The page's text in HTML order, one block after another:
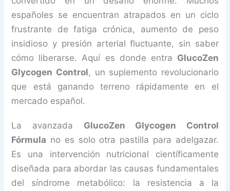
españoles se encuentran atrapados en un ciclo
frustrante de fatiga crónica, aumento de peso
insidioso y presión arterial fluctuante, sin saber
cómo liberarse. Aquí es donde entra GlucoZen
Glycogen Control, un suplemento revolucionario
que está ganando terreno rápidamente en el
mercado español.
La avanzada GlucoZen Glycogen Control
Fórmula no es solo otra pastilla para adelgazar.
Es una intervención nutricional científicamente
diseñada para abordar las causas fundamentales
del síndrome metabólico: la resistencia a la